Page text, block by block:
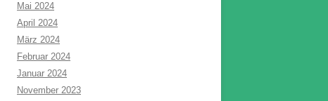
Mai 2024
April 2024
März 2024
Februar 2024
Januar 2024
November 2023